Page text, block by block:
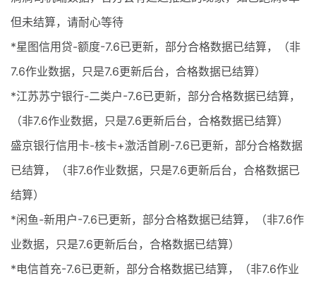
但未结算，请耐心等待
*星图信用贷-额度-7.6已更新，部分合格数据已结算，（非
7.6作业数据，只是7.6更新后台，合格数据已结算）
*江苏苏宁银行-二类户-7.6已更新，部分合格数据已结算，
（非7.6作业数据，只是7.6更新后台，合格数据已结算）
盛京银行信用卡-核卡+激活首刷-7.6已更新，部分合格数据
已结算，（非7.6作业数据，只是7.6更新后台，合格数据已
结算）
*闲鱼-新用户-7.6已更新，部分合格数据已结算，（非7.6作
业数据，只是7.6更新后台，合格数据已结算）
*电信首充-7.6已更新，部分合格数据已结算，（非7.6作业